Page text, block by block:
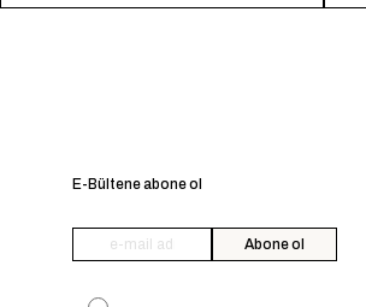
E-Bültene abone ol
Abone ol